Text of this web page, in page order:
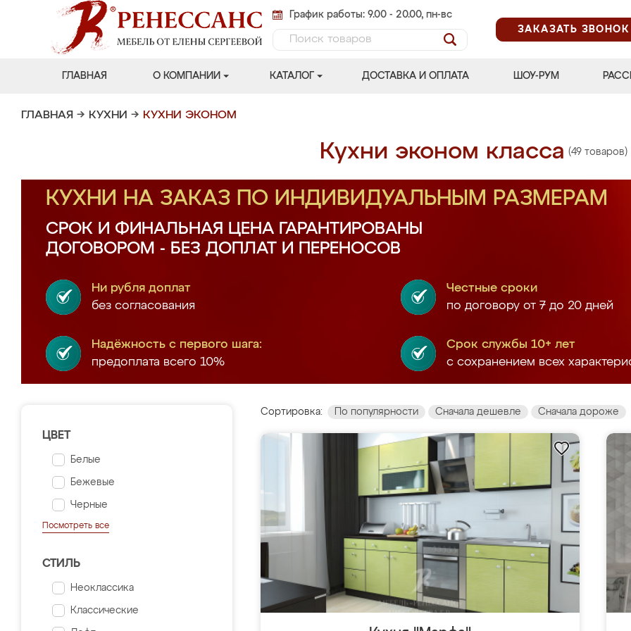
График работы: 9.00 - 20.00, пн-вс
ЗАКАЗАТЬ ЗВОНОК
ГЛАВНАЯ О КОМПАНИИ КАТАЛОГ ДОСТАВКА И ОПЛАТА ШОУ-РУМ
ГЛАВНАЯ → КУХНИ → КУХНИ ЭКОНОМ
Кухни эконом класса (49 товаров)
КУХНИ НА ЗАКАЗ ПО ИНДИВИДУАЛЬНЫМ РАЗМЕРАМ
СРОК И ФИНАЛЬНАЯ ЦЕНА ГАРАНТИРОВАНЫ
ДОГОВОРОМ - БЕЗ ДОПЛАТ И ПЕРЕНОСОВ
Ни рубля доплат
без согласования
Честные сроки
по договору от 7 до 20 дней
Надёжность с первого шага:
предоплата всего 10%
Срок службы 10+ лет
с сохранением всех
ЦВЕТ
Белые
Бежевые
Черные
Посмотреть все
СТИЛЬ
Неоклассика
Классические
Сортировка: По популярности Сначала дешевле Сначала дороже